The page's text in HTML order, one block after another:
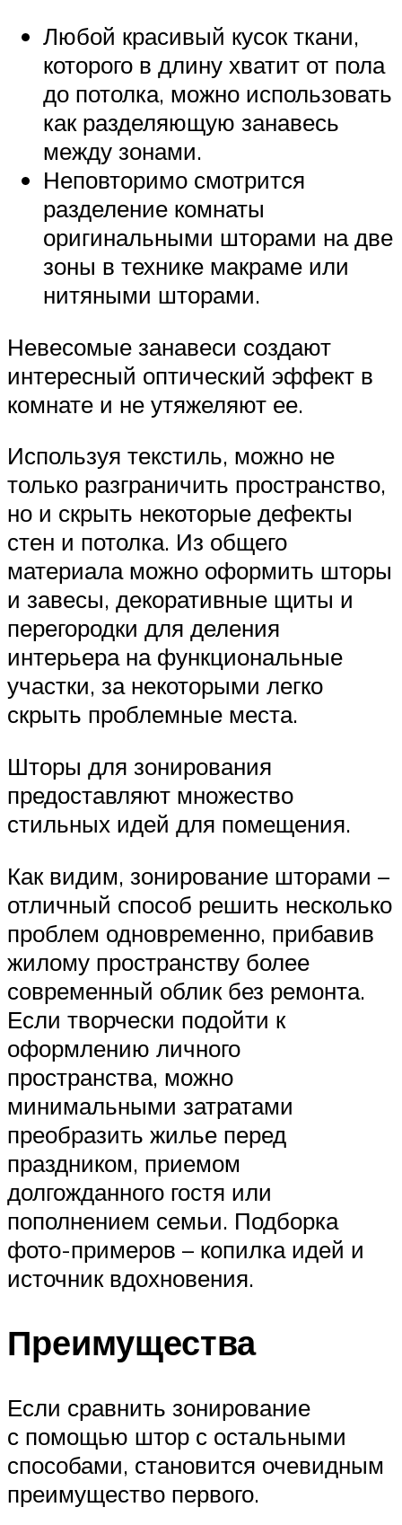
Любой красивый кусок ткани,
которого в длину хватит от пола
до потолка, можно использовать
как разделяющую занавесь
между зонами.
Неповторимо смотрится
разделение комнаты
оригинальными шторами на две
зоны в технике макраме или
нитяными шторами.
Невесомые занавеси создают
интересный оптический эффект в
комнате и не утяжеляют ее.
Используя текстиль, можно не
только разграничить пространство,
но и скрыть некоторые дефекты
стен и потолка. Из общего
материала можно оформить шторы
и завесы, декоративные щиты и
перегородки для деления
интерьера на функциональные
участки, за некоторыми легко
скрыть проблемные места.
Шторы для зонирования
предоставляют множество
стильных идей для помещения.
Как видим, зонирование шторами –
отличный способ решить несколько
проблем одновременно, прибавив
жилому пространству более
современный облик без ремонта.
Если творчески подойти к
оформлению личного
пространства, можно
минимальными затратами
преобразить жилье перед
праздником, приемом
долгожданного гостя или
пополнением семьи. Подборка
фото-примеров – копилка идей и
источник вдохновения.
Преимущества
Если сравнить зонирование
с помощью штор с остальными
способами, становится очевидным
преимущество первого.